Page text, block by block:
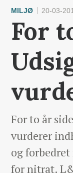
MILJØ 20-03-
For
For to år
vurderer
og
for nitrat.